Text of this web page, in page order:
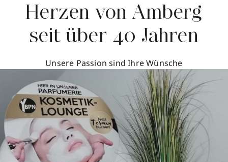
Herzen von Amberg
seit über 40 Jahren
Unsere Passion sind Ihre Wünsche